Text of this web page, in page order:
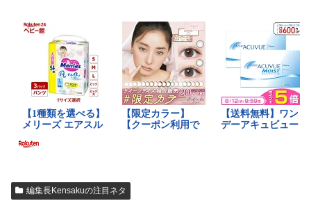
編集長Kensakuの注目ネタ